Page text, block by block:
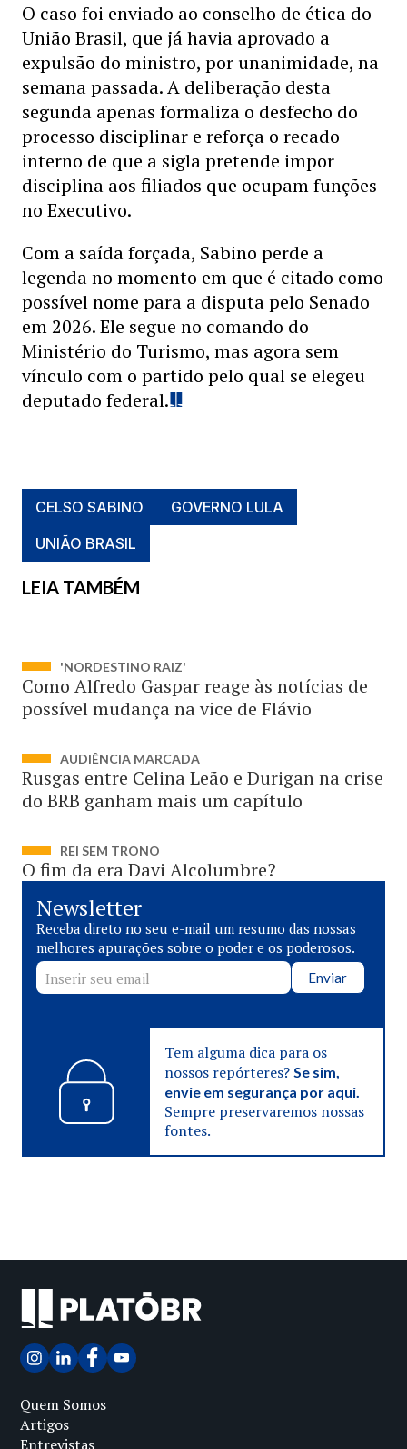
O caso foi enviado ao conselho de ética do
União Brasil, que já havia aprovado a
expulsão do ministro, por unanimidade, na
semana passada. A deliberação desta
segunda apenas formaliza o desfecho do
processo disciplinar e reforça o recado
interno de que a sigla pretende impor
disciplina aos filiados que ocupam funções
no Executivo.
Com a saída forçada, Sabino perde a
legenda no momento em que é citado como
possível nome para a disputa pelo Senado
em 2026. Ele segue no comando do
Ministério do Turismo, mas agora sem
vínculo com o partido pelo qual se elegeu
deputado federal.
CELSO SABINO
GOVERNO LULA
UNIÃO BRASIL
LEIA TAMBÉM
'NORDESTINO RAIZ'
Como Alfredo Gaspar reage às notícias de
possível mudança na vice de Flávio
AUDIÊNCIA MARCADA
Rusgas entre Celina Leão e Durigan na crise
do BRB ganham mais um capítulo
REI SEM TRONO
O fim da era Davi Alcolumbre?
Newsletter
Receba direto no seu e-mail um resumo das nossas
melhores apurações sobre o poder e os poderosos.
Enviar
Tem alguma dica para os
nossos repórteres? Se sim,
envie em segurança por aqui.
Sempre preservaremos nossas
fontes.
Quem Somos
Artigos
Entrevistas